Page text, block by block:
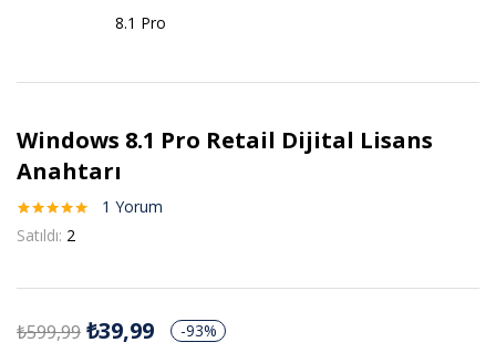
Windows 8.1 Pro Retail Dijital Lisans
Anahtarı
1müşteri
puanına
5.00puan
1 Yorum
Satıldı: 2
₺599,99 ₺39,99 -93%